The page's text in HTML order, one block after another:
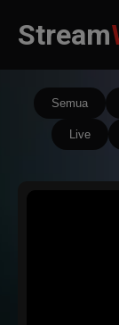
Stream
Semua
Live